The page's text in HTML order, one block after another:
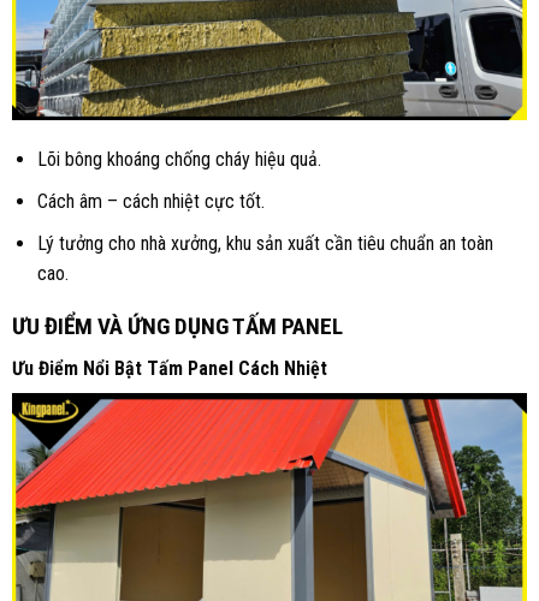
Lõi bông khoáng chống cháy hiệu quả.
Cách âm – cách nhiệt cực tốt.
Lý tưởng cho nhà xưởng, khu sản xuất cần tiêu chuẩn an toàn
cao.
ƯU ĐIỂM VÀ ỨNG DỤNG TẤM PANEL
Ưu Điểm Nổi Bật Tấm Panel Cách Nhiệt